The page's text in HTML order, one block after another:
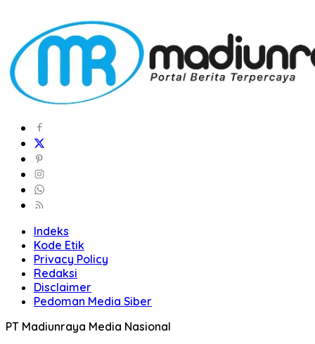
Indeks
Kode Etik
Privacy Policy
Redaksi
Disclaimer
Pedoman Media Siber
PT Madiunraya Media Nasional